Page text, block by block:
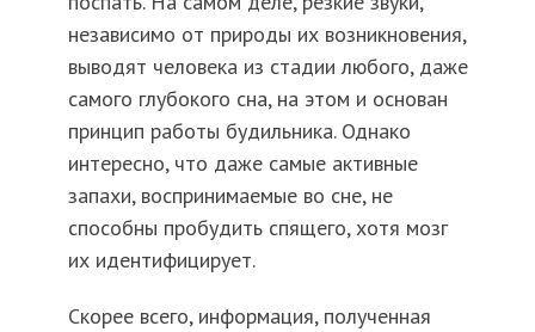
независимо от природы их возникновения,
выводят человека из стадии любого, даже
самого глубокого сна, на этом и основан
принцип работы будильника. Однако
интересно, что даже самые активные
запахи, воспринимаемые во сне, не
способны пробудить спящего, хотя мозг
их идентифицирует.
Скорее всего, информация, полученная